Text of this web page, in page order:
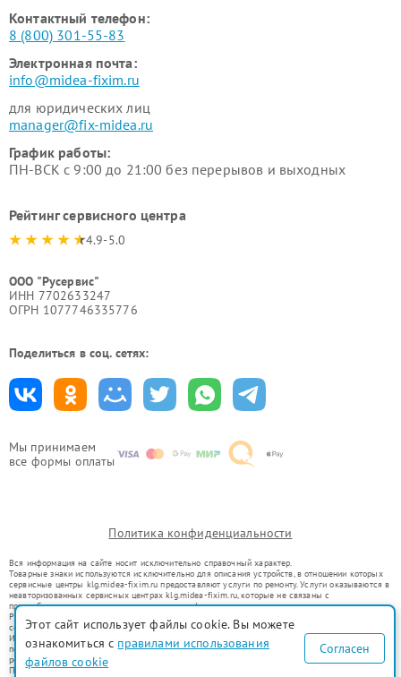
Мы принимаем
все формы оплаты
Контактный телефон:
8 (800) 301-55-83
Электронная почта:
info@midea-fixim.ru
для юридических лиц
manager@fix-midea.ru
График работы:
ПН-ВСК с 9:00 до 21:00 без перерывов и выходных
Рейтинг сервисного центра
4.9-5.0
ООО "Русервис"
ИНН 7702633247
ОГРН 1077746335776
Поделиться в соц. сетях:
Политика конфиденциальности
Вся информация на сайте носит исключительно справочный характер.
Товарные знаки используются исключительно для описания устройств, в отношении которых
сервисные центры klg.midea-fixim.ru предоставляют услуги по ремонту. Услуги оказываются в
неавторизованных сервисных центрах klg.midea-fixim.ru, которые не связаны с
правообладателями товарных знаков или их официальными представителями.
Ремонт осуществляется для устройств, уже введенных в гражданский оборот в соответствии
со статьей 1487 ГК РФ.
Использование товарных знаков не преследует цели индивидуализации услуг или введения
потребителей в заблуждение, а служит для информирования о предоставляемых услугах по
ремонту техники указанных брендов.
Представленная на сайте информация не является публичной офертой, определяемой
Этот сайт использует файлы cookie. Вы можете
ознакомиться с правилами использования
файлов cookie
Согласен